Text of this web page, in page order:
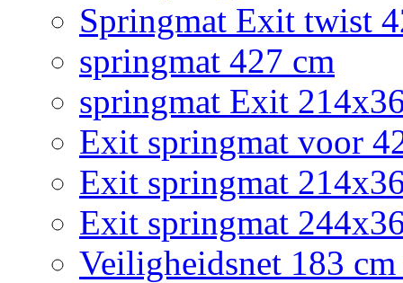
Springmat Exit twist
springmat 427 cm
springmat Exit
Exit springmat voor
Exit springmat
Exit springmat
Veiligheidsnet 183